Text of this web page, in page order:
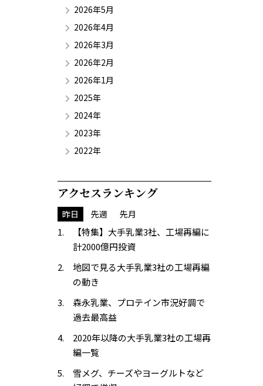
2026年5月
2026年4月
2026年3月
2026年2月
2026年1月
2025年
2024年
2023年
2022年
アクセスランキング
昨日 先週 先月
【特集】大手乳業3社、工場再編に
計2000億円投資
地図で見る大手乳業3社の工場再編
の動き
森永乳業、プロテイン市況好調で
過去最高益
2020年以降の大手乳業3社の工場再
編一覧
雪メグ、チーズやヨーグルトなど